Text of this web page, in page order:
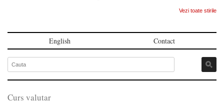
Vezi toate stirile
English Contact
Curs valutar